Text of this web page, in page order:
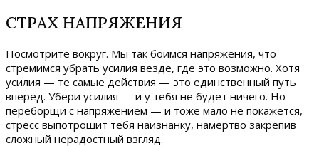
СТРАХ НАПРЯЖЕНИЯ
Посмотрите вокруг. Мы так боимся напряжения, что
стремимся убрать усилия везде, где это возможно. Хотя
усилия — те самые действия — это единственный путь
вперед. Убери усилия — и у тебя не будет ничего. Но
переборщи с напряжением — и тоже мало не покажется,
стресс выпотрошит тебя наизнанку, намертво закрепив
сложный нерадостный взгляд.